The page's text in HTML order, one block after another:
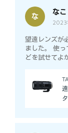
な
なこ
2023
望遠レンズが
ました。 使
どを試せてよ